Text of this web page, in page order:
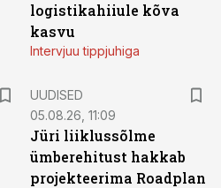
logistikahiiule kõva
kasvu
Intervjuu tippjuhiga
UUDISED
05.08.26, 11:09
Jüri liiklussõlme
ümberehitust hakkab
projekteerima Roadplan